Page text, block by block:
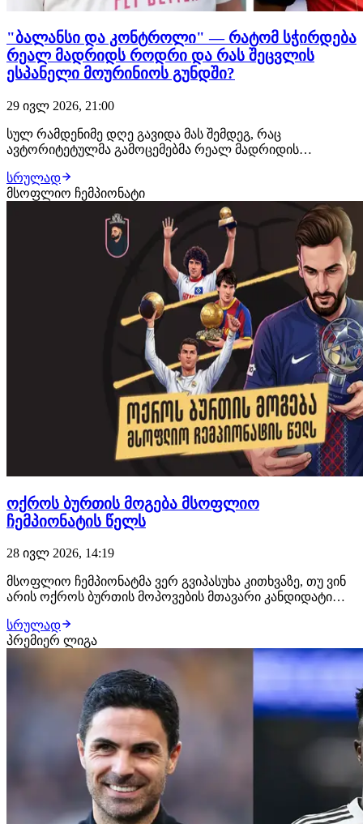
"ბალანსი და კონტროლი" — რატომ სჭირდება
რეალ მადრიდს როდრი და რას შეცვლის
ესპანელი მოურინიოს გუნდში?
29 ივლ 2026, 21:00
სულ რამდენიმე დღე გავიდა მას შემდეგ, რაც
ავტორიტეტულმა გამოცემებმა რეალ მადრიდის
იმისა, რომ ტრანსფერი ჯერ მხოლოდ მოლაპარაკებების
ეტაპზეა, ესპანეთსა და ინგლისში უკვე აქტიურად
მსჯელობენ, რატომ მიიჩნევს ჟოზე მოურინიო სწორედ
სრულად
მსოფლიო ჩემპიონატი
ოქროს ბურთის მოგება მსოფლიო
ჩემპიონატის წელს
28 ივლ 2026, 14:19
მსოფლიო ჩემპიონატმა ვერ გვიპასუხა კითხვაზე, თუ ვინ
არის ოქროს ბურთის მოპოვების მთავარი კანდიდატი
ეროვნული გუნდი, რომელსაც გამოკვეთილი
ვარსკვლავი არ ჰყოლია. ამ შემთხვევაში სხვა
ვარიანტების ძებნა გვიწევს. ისევ და ისევ მსოფლიო
სრულად
პრემიერ ლიგა